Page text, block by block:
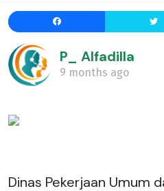
P_ Alfadilla
9 months ago
Dinas Pekerjaan Umum